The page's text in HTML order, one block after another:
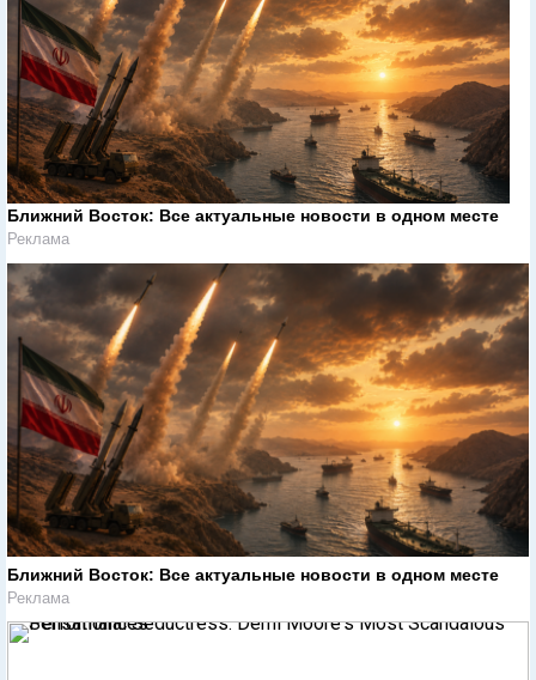
Ближний Восток: Все актуальные новости в одном месте
Реклама
Ближний Восток: Все актуальные новости в одном месте
Реклама